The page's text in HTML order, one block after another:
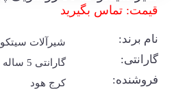
قیمت: تماس بگیرید
نام برند: شیرآلات سیتکو Sitco
گارانتی: گارانتی 5 ساله سیتکو
فروشنده: کرج هود